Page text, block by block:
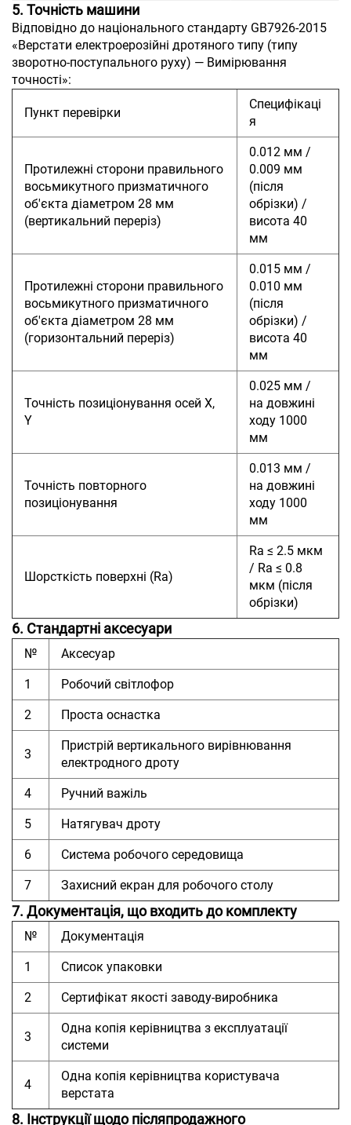
5. Точність машини
Відповідно до національного стандарту GB7926-2015
«Верстати електроерозійні дротяного типу (типу
зворотно-поступального руху) — Вимірювання
точності»:
Пункт перевірки
Специфікаці
я
Протилежні сторони правильного
восьмикутного призматичного
об'єкта діаметром 28 мм
(вертикальний переріз)
0.012 мм /
0.009 мм
(після
обрізки) /
висота 40
мм
Протилежні сторони правильного
восьмикутного призматичного
об'єкта діаметром 28 мм
(горизонтальний переріз)
0.015 мм /
0.010 мм
(після
обрізки) /
висота 40
мм
Точність позиціонування осей X,
Y
0.025 мм /
на довжині
ходу 1000
мм
Точність повторного
позиціонування
0.013 мм /
на довжині
ходу 1000
мм
Шорсткість поверхні (Ra)
Ra ≤ 2.5 мкм
/ Ra ≤ 0.8
мкм (після
обрізки)
6. Стандартні аксесуари
№ Аксесуар
1 Робочий світлофор
2 Проста оснастка
3
Пристрій вертикального вирівнювання
електродного дроту
4 Ручний важіль
5 Натягувач дроту
6 Система робочого середовища
7 Захисний екран для робочого столу
7. Документація, що входить до комплекту
№ Документація
1 Список упаковки
2 Сертифікат якості заводу-виробника
3
Одна копія керівництва з експлуатації
системи
4
Одна копія керівництва користувача
верстата
8. Інструкції щодо післяпродажного